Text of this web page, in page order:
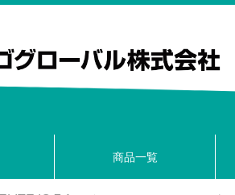
商品一覧